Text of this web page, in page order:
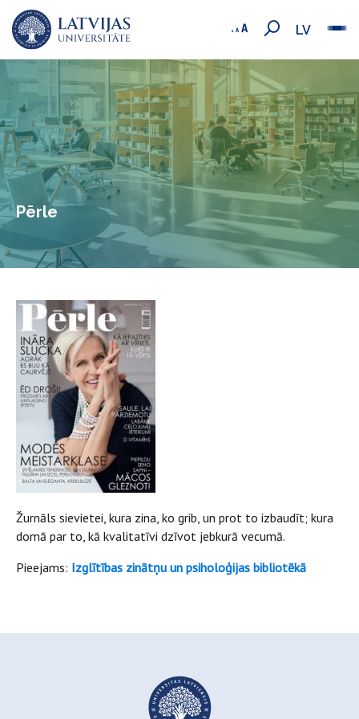
LV
Pērle
Žurnāls sievietei, kura zina, ko grib, un prot to izbaudīt; kura
domā par to, kā kvalitatīvi dzīvot jebkurā vecumā.
Pieejams: Izglītības zinātņu un psiholoģijas bibliotēkā